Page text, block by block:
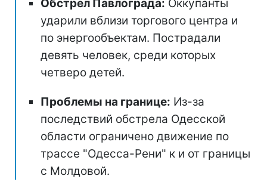
Обстрел Павлограда: Оккупанты
ударили вблизи торгового центра и
по энергообъектам. Пострадали
девять человек, среди которых
четверо детей.
Проблемы на границе: Из-за
последствий обстрела Одесской
области ограничено движение по
трассе "Одесса-Рени" к и от границы
с Молдовой.